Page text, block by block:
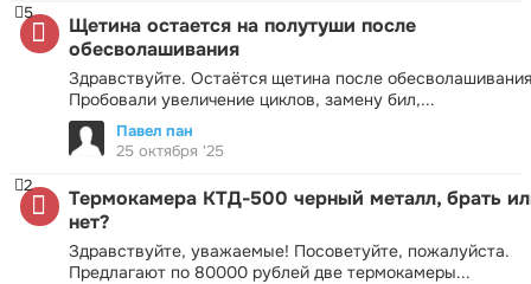
Щетина остается на полутуши после
обесволашивания
Здравствуйте. Остаётся щетина после
Пробовали увеличение циклов, замену бил,...
5
Павел пан
25 октября '25
Термокамера КТД-500 черный металл, брать
нет?
Здравствуйте, уважаемые! Посоветуйте, пожалуйста.
Предлагают по 80000 рублей две термокамеры...
2